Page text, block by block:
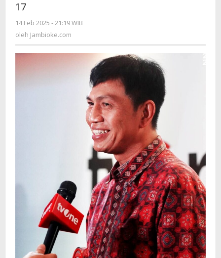
Mendapatkan
Apresiasi
Pada
HUT
Spesial
TV
One
ke-
17
17
14 Feb 2025 - 21:19 WIB
oleh Jambioke.com